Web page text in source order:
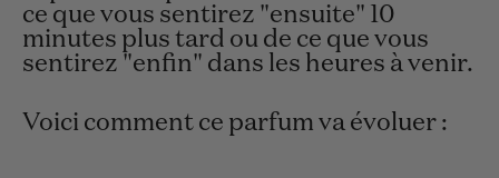
ce que vous sentirez "ensuite" 10
minutes plus tard ou de ce que vous
sentirez "enfin" dans les heures à venir.
Voici comment ce parfum va évoluer :